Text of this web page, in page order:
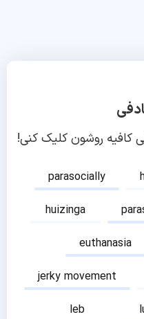
کافیه روشون کلیک کنی!
parasocially
huizinga
euthanasia
jerky movement
leb